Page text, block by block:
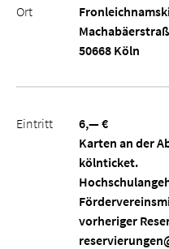
Ort
50668 Köln
Eintritt
6,— €
Karten an der
kölnticket.
vorheriger